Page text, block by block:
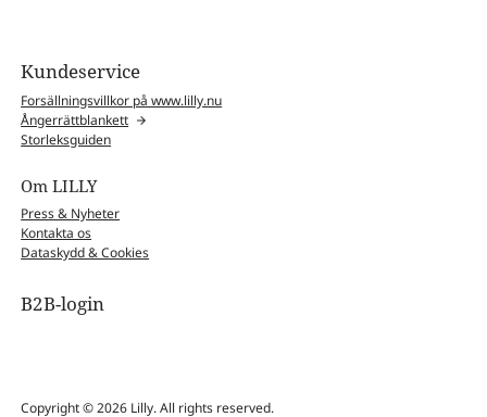
Kundeservice
Forsällningsvillkor på www.lilly.nu
Ångerrättblankett
Storleksguiden
Om LILLY
Press & Nyheter
Kontakta os
Dataskydd & Cookies
B2B-login
Copyright © 2026 Lilly. All rights reserved.